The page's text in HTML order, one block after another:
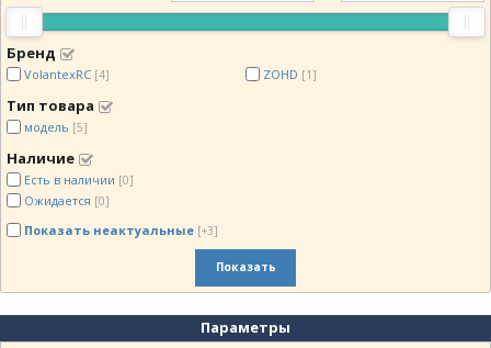
Бренд
VolantexRC [4] ZOHD [1]
Тип товара
модель [5]
Наличие
Есть в наличии [0]
Ожидается [0]
Показать неактуальные [+3]
Показать
Параметры